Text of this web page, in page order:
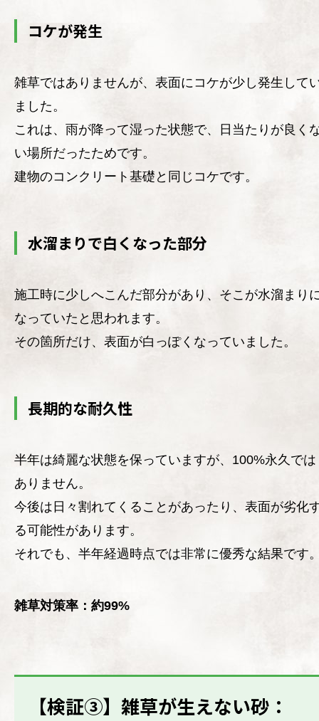
コケが発生
雑草ではありませんが、表面にコケが少し発生して
ました。
これは、雨が降って湿った状態で、日当たりが良く
い場所だったためです。
建物のコンクリート基礎と同じコケです。
水溜まりで白くなった部分
施工時に少しへこんだ部分があり、そこが水溜まり
なっていたと思われます。
その箇所だけ、表面が白っぽくなっていました。
長期的な耐久性
半年は綺麗な状態を保っていますが、100%永久では
ありません。
今後は日々割れてくることがあったり、表面が劣化
る可能性があります。
それでも、半年経過時点では非常に優秀な結果です
雑草対策率：約99%
【検証③】雑草が生えない砂：